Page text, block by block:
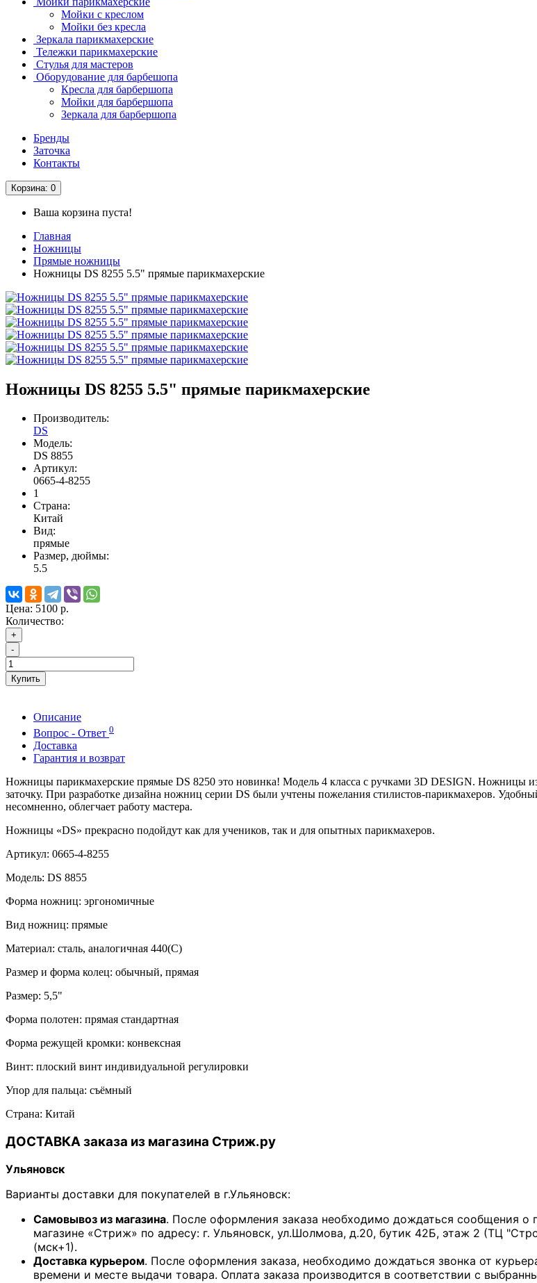
Мойки с креслом
Мойки без кресла
Зеркала парикмахерские
Тележки парикмахерские
Стулья для мастеров
Оборудование для барбешопа
Кресла для барбершопа
Мойки для барбершопа
Зеркала для барбершопа
Бренды
Заточка
Контакты
Корзина: 0
Ваша корзина пуста!
Главная
Ножницы
Прямые ножницы
Ножницы DS 8255 5.5" прямые парикмахерские
Ножницы DS 8255 5.5" прямые парикмахерские
Производитель:
DS
Модель:
DS 8855
Артикул:
0665-4-8255
1
Страна:
Китай
Вид:
прямые
Размер, дюймы:
5.5
Цена: 5100 р.
Количество:
+
-
Купить
Описание
Вопрос - Ответ 0
Доставка
Гарантия и возврат
Ножницы парикмахерские прямые DS 8250 это новинка! Модель 4 класса с ручками 3D DESIGN. Ножницы
заточку. При разработке дизайна ножниц серии DS были учтены пожелания стилистов-парикмахеров.
несомненно, облегчает работу мастера.
Ножницы «DS» прекрасно подойдут как для учеников, так и для опытных парикмахеров.
Артикул: 0665-4-8255
Модель: DS 8855
Форма ножниц: эргономичные
Вид ножниц: прямые
Материал: сталь, аналогичная 440(С)
Размер и форма колец: обычный, прямая
Размер: 5,5"
Форма полотен: прямая стандартная
Форма режущей кромки: конвексная
Винт: плоский винт индивидуальной регулировки
Упор для пальца: съёмный
Страна: Китай
ДОСТАВКА заказа из магазина Стриж.ру
Ульяновск
Варианты доставки для покупателей в г.Ульяновск:
Самовывоз из магазина. После оформления заказа необходимо дождаться сообщения о
магазине «Стриж» по адресу: г. Ульяновск, ул.Шолмова, д.20, бутик 42Б, этаж 2 (ТЦ
(мск+1).
Доставка курьером. После оформления заказа, необходимо дождаться звонка от
времени и месте выдачи товара. Оплата заказа производится в соответствии с